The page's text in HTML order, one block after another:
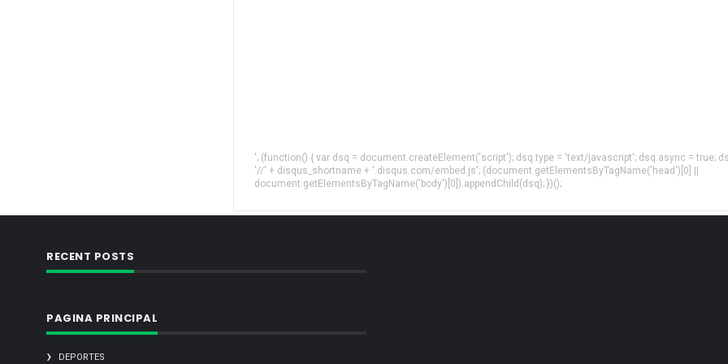
'; (function() { var dsq = document.createElement('script'); dsq.type = 'text/javascript'; dsq.async = true;
'//' + disqus_shortname + '.disqus.com/embed.js'; (document.getElementsByTagName('head')[0] ||
document.getElementsByTagName('body')[0]).appendChild(dsq); })();
RECENT POSTS
PAGINA PRINCIPAL
DEPORTES